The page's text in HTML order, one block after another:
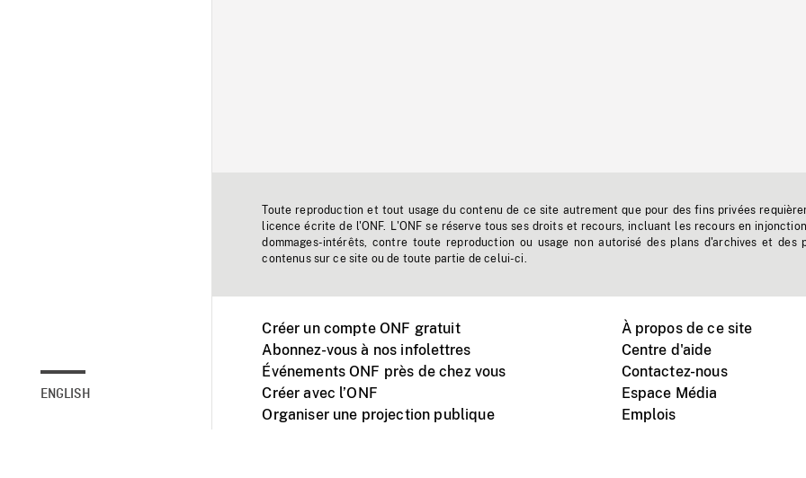
ENGLISH
Toute reproduction et tout usage du contenu de ce site autrement que pour des fins privées
licence écrite de l'ONF. L'ONF se réserve tous ses droits et recours, incluant les recours en
dommages-intérêts, contre toute reproduction ou usage non autorisé des plans d'archives et des
contenus sur ce site ou de toute partie de celui-ci.
Créer un compte ONF gratuit
Abonnez-vous à nos infolettres
Événements ONF près de chez vous
Créer avec l’ONF
Organiser une projection publique
À propos de ce site
Centre d'aide
Contactez-nous
Espace Média
Emplois